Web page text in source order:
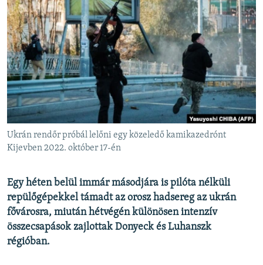
TÁRSADALOM
DEMOKRÁCIA
A PÉNZ NYOMÁBAN
EURÓPAI UNIÓ
VILÁG
KLÍMAVÁLTOZÁS
A MÚLT TANULSÁGAI
Valamennyi RFE/RL weboldal
Ukrán rendőr próbál lelőni egy közeledő kamikazedrónt
Kijevben 2022. október 17-én
Egy héten belül immár másodjára is pilóta nélküli
repülőgépekkel támadt az orosz hadsereg az ukrán
fővárosra, miután hétvégén különösen intenzív
összecsapások zajlottak Donyeck és Luhanszk
régióban.